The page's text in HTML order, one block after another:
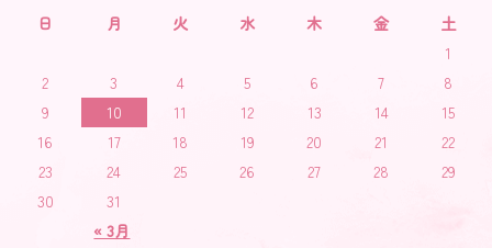
日
月 火 水 木 金 土
« 3月
1
2
3 4 5 6 7
8
9
10 11 12 13 14
15
16
17 18 19 20 21
22
23
24 25 26 27 28
29
30
31